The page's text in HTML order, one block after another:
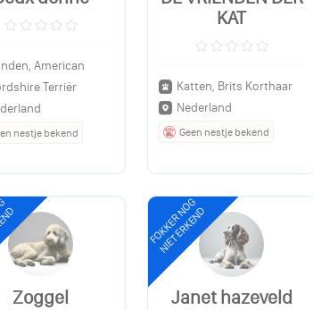
American
Terriër
nestje bekend
KAT
Katten, Brits Korthaar
Nederland
Geen nestje bekend
Zoggel
FOKKER NOG
NIET ERKEND
Janet hazeveld